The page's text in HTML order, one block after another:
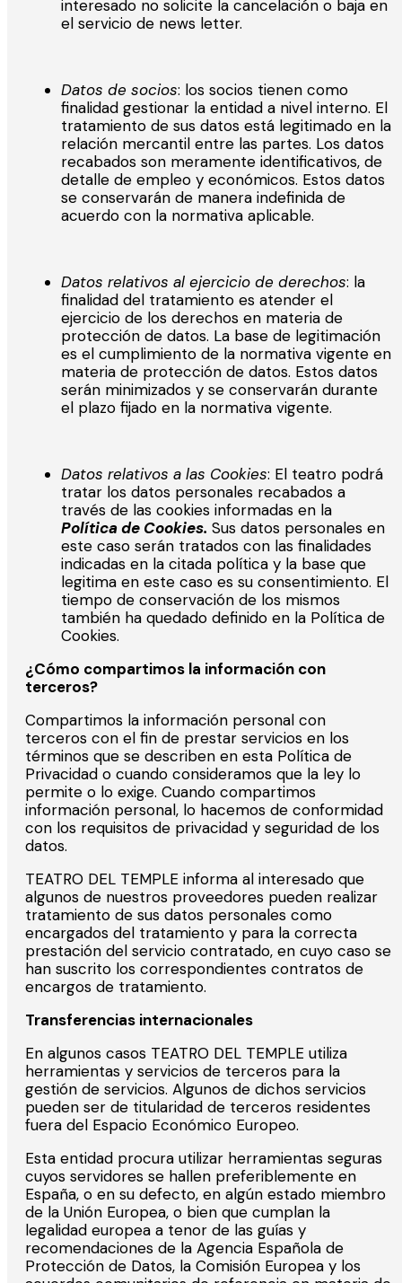
interesado no solicite la cancelación o baja en
el servicio de news letter.
Datos de socios: los socios tienen como
finalidad gestionar la entidad a nivel interno. El
tratamiento de sus datos está legitimado en la
relación mercantil entre las partes. Los datos
recabados son meramente identificativos, de
detalle de empleo y económicos. Estos datos
se conservarán de manera indefinida de
acuerdo con la normativa aplicable.
Datos relativos al ejercicio de derechos: la
finalidad del tratamiento es atender el
ejercicio de los derechos en materia de
protección de datos. La base de legitimación
es el cumplimiento de la normativa vigente en
materia de protección de datos. Estos datos
serán minimizados y se conservarán durante
el plazo fijado en la normativa vigente.
Datos relativos a las Cookies: El teatro podrá
tratar los datos personales recabados a
través de las cookies informadas en la
Política de Cookies. Sus datos personales en
este caso serán tratados con las finalidades
indicadas en la citada política y la base que
legitima en este caso es su consentimiento. El
tiempo de conservación de los mismos
también ha quedado definido en la Política de
Cookies.
¿Cómo compartimos la información con
terceros?
Compartimos la información personal con
terceros con el fin de prestar servicios en los
términos que se describen en esta Política de
Privacidad o cuando consideramos que la ley lo
permite o lo exige. Cuando compartimos
información personal, lo hacemos de conformidad
con los requisitos de privacidad y seguridad de los
datos.
TEATRO DEL TEMPLE informa al interesado que
algunos de nuestros proveedores pueden realizar
tratamiento de sus datos personales como
encargados del tratamiento y para la correcta
prestación del servicio contratado, en cuyo caso se
han suscrito los correspondientes contratos de
encargos de tratamiento.
Transferencias internacionales
En algunos casos TEATRO DEL TEMPLE utiliza
herramientas y servicios de terceros para la
gestión de servicios. Algunos de dichos servicios
pueden ser de titularidad de terceros residentes
fuera del Espacio Económico Europeo.
Esta entidad procura utilizar herramientas seguras
cuyos servidores se hallen preferiblemente en
España, o en su defecto, en algún estado miembro
de la Unión Europea, o bien que cumplan la
legalidad europea a tenor de las guías y
recomendaciones de la Agencia Española de
Protección de Datos, la Comisión Europea y los